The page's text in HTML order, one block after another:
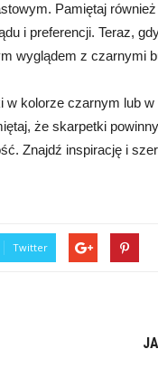
Pamiętaj
i preferencji. Teraz,
wyglądem z czarnymi
w kolorze czarnym lub
że skarpetki
Znajdź inspirację i
Twitter